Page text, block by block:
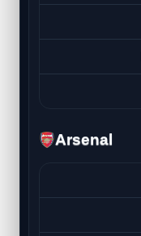
Arsenal